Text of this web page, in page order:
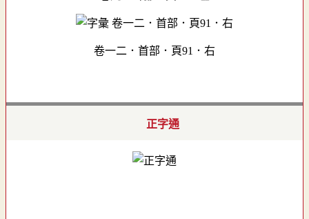
卷一二．首部．頁91．右
正字通